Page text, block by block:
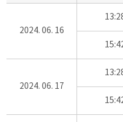
2024. 06. 16
2024. 06. 17